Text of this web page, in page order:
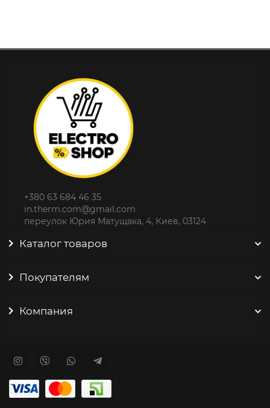
+380 63 684 46 35
in.therm.com@gmail.com
переулок Юрия Матущака, 4, Киев, 03124
Каталог товаров
Покупателям
Компания